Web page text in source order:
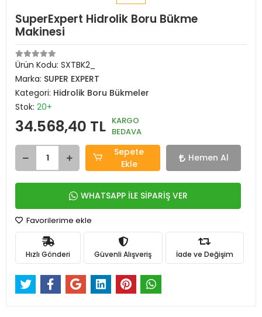
SuperExpert Hidrolik Boru Bükme
Makinesi
Ürün Kodu: SXTBK2_
Marka: SUPER EXPERT
Kategori: Hidrolik Boru Bükmeler
Stok: 20+
34.568,40 TL KARGO
BEDAVA
Sepete
Ekle
Hemen Al
WHATSAPP İLE SİPARİŞ VER
Favorilerime ekle
Hızlı Gönderi Güvenli Alışveriş İade ve Değişim